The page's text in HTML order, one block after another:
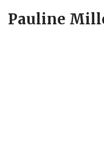
Pauline